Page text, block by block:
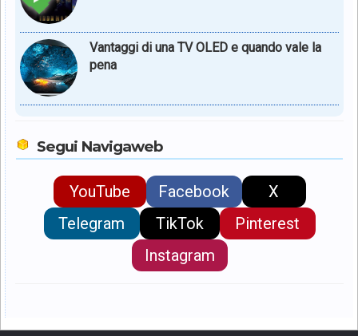
Vantaggi di una TV OLED e quando vale la
pena
Segui Navigaweb
YouTube Facebook
X
Telegram
TikTok
Pinterest
Instagram